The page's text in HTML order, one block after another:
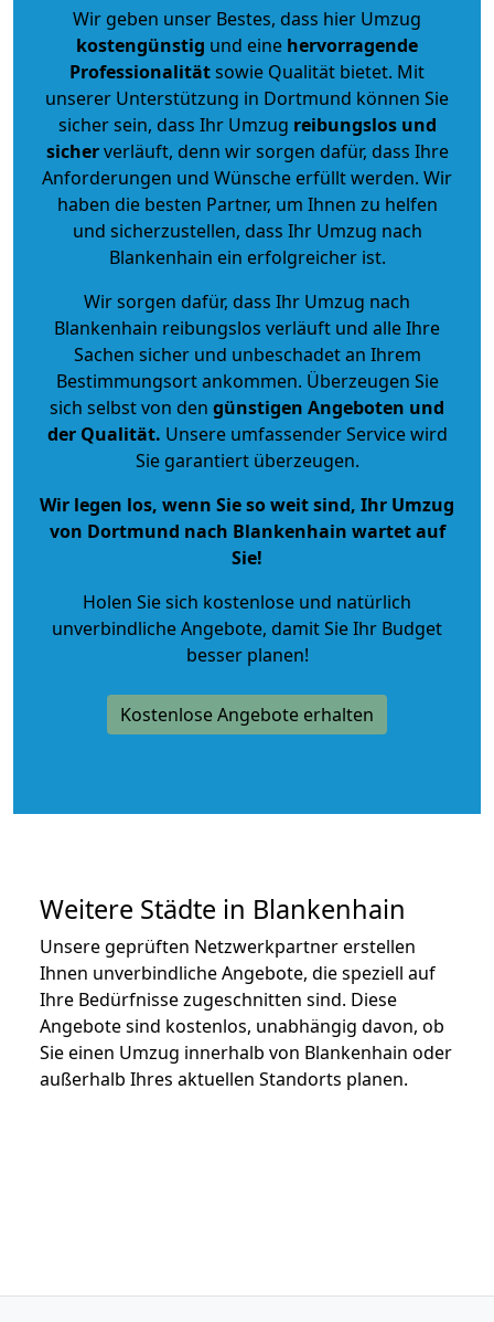
Wir geben unser Bestes, dass hier Umzug
kostengünstig und eine hervorragende
Professionalitätsowie Qualität bietet. Mit
unserer Unterstützung in Dortmund können Sie
sicher sein, dass Ihr Umzug reibungslos und
sicherverläuft, denn wir sorgen dafür, dass Ihre
Anforderungen und Wünsche erfüllt werden. Wir
haben die besten Partner, um Ihnen zu helfen
und sicherzustellen, dass Ihr Umzug nach
Blankenhain ein erfolgreicher ist.
Wir sorgen dafür, dass Ihr Umzug nach
Blankenhain reibungslos verläuft und alle Ihre
Sachen sicher und unbeschadet an Ihrem
Bestimmungsort ankommen. Überzeugen Sie
sich selbst von den günstigen Angeboten und
der Qualität. Unsere umfassender Service wird
Sie garantiert überzeugen.
Wir legen los, wenn Sie so weit sind, Ihr Umzug
von Dortmund nach Blankenhain wartet auf
Sie!
Holen Sie sich kostenlose und natürlich
unverbindliche Angebote, damit Sie Ihr Budget
besser planen!
Kostenlose Angebote erhalten
Weitere Städte in Blankenhain
Unsere geprüften Netzwerkpartner erstellen
Ihnen unverbindliche Angebote, die speziell auf
Ihre Bedürfnisse zugeschnitten sind. Diese
Angebote sind kostenlos, unabhängig davon, ob
Sie einen Umzug innerhalb von Blankenhain oder
außerhalb Ihres aktuellen Standorts planen.